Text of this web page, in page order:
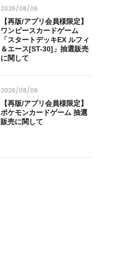
2026/08/06
【再版/アプリ会員様限定】
ワンピースカードゲーム
「スタートデッキEX ルフィ
＆エース[ST-30]」抽選販売
に関して
2026/08/06
【再版/アプリ会員様限定】
ポケモンカードゲーム 抽選
販売に関して